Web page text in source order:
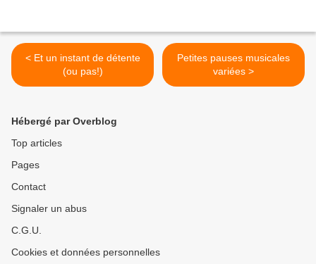
< Et un instant de détente
(ou pas!)
Petites pauses musicales
variées >
Hébergé par Overblog
Top articles
Pages
Contact
Signaler un abus
C.G.U.
Cookies et données personnelles